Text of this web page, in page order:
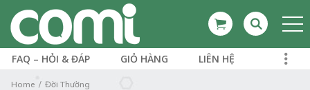
FAQ – HỎI & ĐÁP GIỎ HÀNG LIÊN HỆ
Home Đời Thường